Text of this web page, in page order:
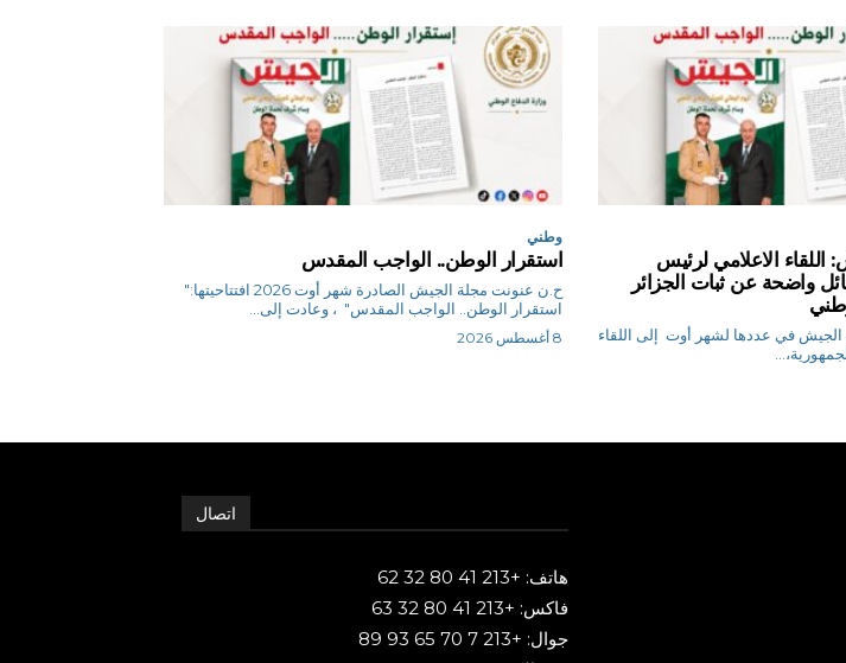
اللقاء الاعلامي لرئيس
واضحة عن ثبات الجزائر
الجيش في عددها لشهر أوت إلى اللقاء
وطني
استقرار الوطن.. الواجب المقدس
ح.ن عنونت مجلة الجيش الصادرة شهر أوت 2026 افتتاحيتها:"
استقرار الوطن.. الواجب المقدس" ، وعادت إلى...
8 أغسطس 2026
اتصال
هاتف: +213 41 80 32 62
فاكس: +213 41 80 32 63
جوال: +213 7 70 65 93 89